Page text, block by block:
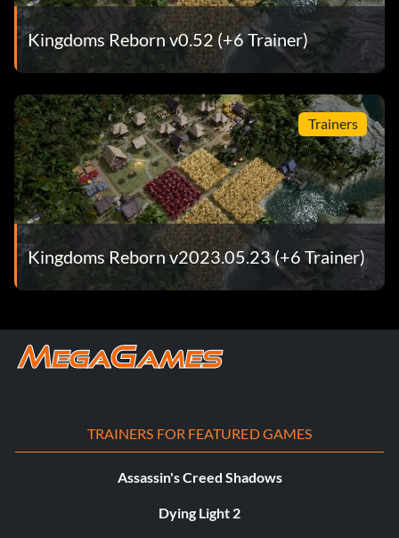
Kingdoms Reborn v0.52 (+6 Trainer)
Trainers
Kingdoms Reborn v2023.05.23 (+6 Trainer)
TRAINERS FOR FEATURED GAMES
Assassin's Creed Shadows
Dying Light 2